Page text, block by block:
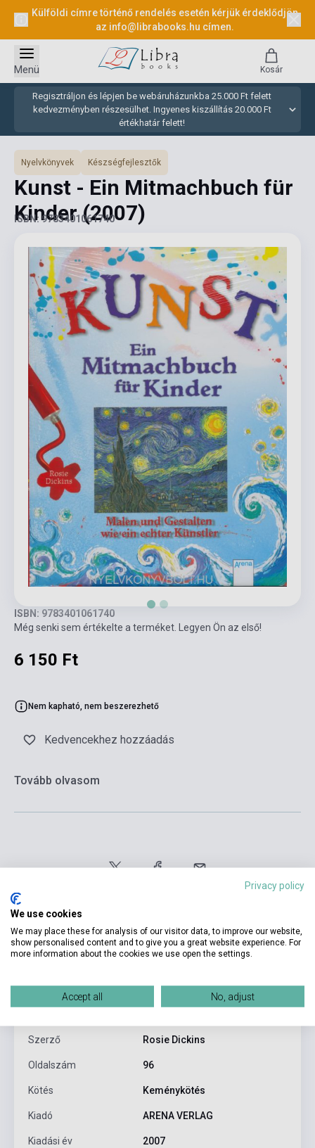
Külföldi címre történő rendelés esetén kérjük érdeklődjön
az info@librabooks.hu címen.
Regisztráljon és lépjen be webáruházunkba 25.000 Ft felett
kedvezményben részesülhet. Ingyenes kiszállítás 20.000 Ft
értékhatár felett!
Menü Kosár
Nyelvkönyvek Készségfejlesztők
Kunst - Ein Mitmachbuch für
Kinder(2007)
ISBN: 9783401061740
ISBN: 9783401061740
Még senki sem értékelte a terméket. Legyen Ön az első!
6 150 Ft
Nem kapható, nem beszerezhető
Kedvencekhez hozzáadás
Tovább olvasom
Szerző Rosie Dickins
Oldalszám 96
Kötés Keménykötés
Kiadó ARENA VERLAG
Kiadási év 2007
Privacy policy
We use cookies
We may place these for analysis of our visitor data, to improve our website,
show personalised content and to give you a great website experience. For
more information about the cookies we use open the settings.
Accept all No, adjust